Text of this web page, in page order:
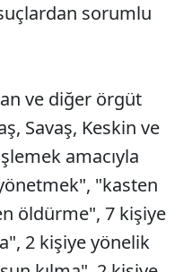
sorumlu
ve diğer örgüt
Savaş, Keskin ve
amacıyla
"kasten
öldürme", 7 kişiye
2 kişiye yönelik